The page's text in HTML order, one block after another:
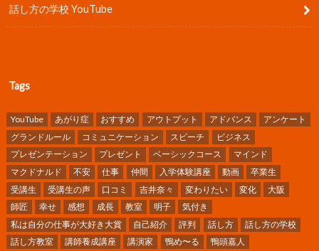
話し方の学校 YouTube
Tags
YouTube あがり症 おすすめ アウトプット アドバンス
アンケート
グランドルール
コミュニケーション スピーチ
ビジネス
プレゼンテーション
プレゼント ベーシックコース
マインド
マクドナルド
不安 仕事 仲間 入学体験講座 動画
卒業生
受講生
受講生の声 口コミ 吉井奈々 変わりたい 変化
大阪
師匠
幸せ 感想 成長 教室 明子
気付き
私は自分の仕事が大好き大賞
自己紹介 評判 話し方
話し方の学校
話し方教室
講師養成講座 講演家 鴨め〜る 鴨頭嘉人